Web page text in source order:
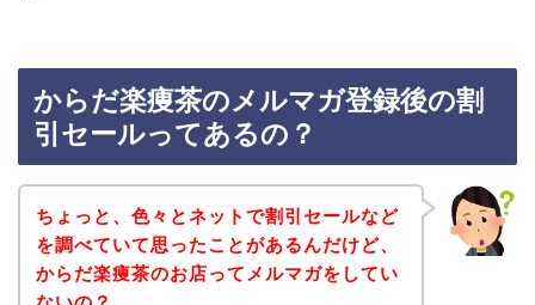
からだ楽痩茶のメルマガ登録後の割
引セールってあるの？
ちょっと、色々とネットで割引セールなど
を調べていて思ったことがあるんだけど、
からだ楽痩茶のお店ってメルマガをしてい